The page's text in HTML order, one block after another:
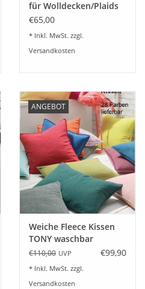
für Wolldecken/Plaids
100% Leder braun
€65,00
* Inkl. MwSt. zzgl.
Versandkosten
ANGEBOT
Weiche Fleece Kissen
TONY waschbar
65%Poly/35%
€110,00 UVP €99,90
* Inkl. MwSt. zzgl.
Versandkosten